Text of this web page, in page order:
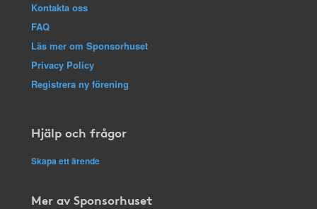
Kontakta oss
FAQ
Läs mer om Sponsorhuset
Privacy Policy
Registrera ny förening
Hjälp och frågor
Skapa ett ärende
Mer av Sponsorhuset